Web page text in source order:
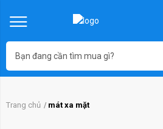
Trang chủ mát xa mặt